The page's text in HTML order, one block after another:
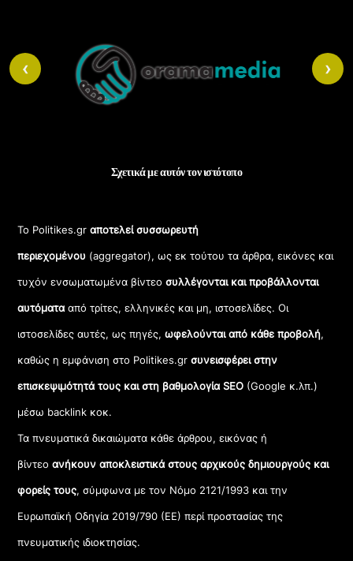
Top
Σχετικά με αυτόν τον ιστότοπο
Το Politikes.grαποτελεί συσσωρευτή
περιεχομένου (aggregator), ως εκ τούτου τα άρθρα, εικόνες και
τυχόν ενσωματωμένα βίντεοσυλλέγονται και προβάλλονται
αυτόματααπό τρίτες, ελληνικές και μη, ιστοσελίδες. Οι
ιστοσελίδες αυτές, ως πηγές,ωφελούνται από κάθε προβολή,
καθώς η εμφάνιση στο Politikes.gr συνεισφέρει στην
επισκεψιμότητά τους και στη βαθμολογία SEO (Google κ.λπ.)
μέσω backlink κοκ.
Τα πνευματικά δικαιώματα κάθε άρθρου, εικόνας ή
βίντεοανήκουν αποκλειστικά στους αρχικούς δημιουργούς και
φορείς τους, σύμφωνα με τον Νόμο 2121/1993 και την
Ευρωπαϊκή Οδηγία 2019/790 (ΕΕ) περί προστασίας της
πνευματικής ιδιοκτησίας.
‹ ›